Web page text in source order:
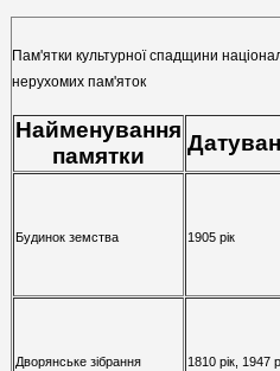
Пам'ятки культурної спадщини
нерухомих пам'яток
Найменування
памятки
Будинок земства 1905 рік
Дворянське зібрання 1810 рік, 1947